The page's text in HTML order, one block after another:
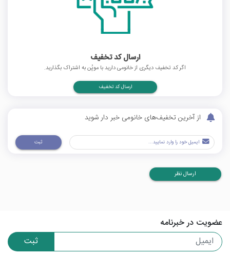
ارسال کد تخفیف
اگر کد تخفیف دیگری از خانومی دارید با موپُن به اشتراک بگذارید.
ارسال کد تخفیف
از آخرین تخفیف‌های خانومی خبر دار شوید
ثبت
ارسال نظر
عضویت در خبرنامه
ثبت